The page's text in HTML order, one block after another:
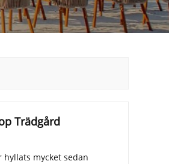
Trädgård
mycket sedan